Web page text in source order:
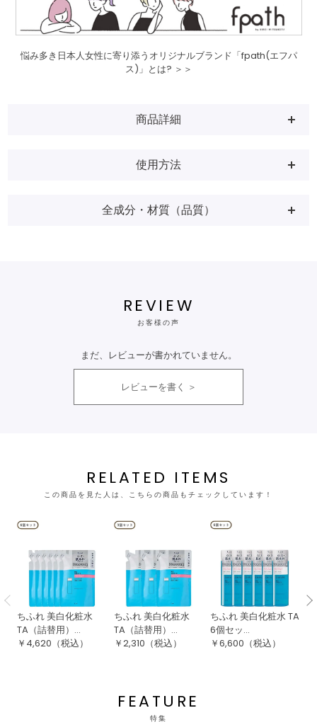
悩み多き日本人女性に寄り添うオリジナルブランド「fpath(エフパ
ス)」とは? ＞＞
商品詳細
使用方法
全成分・材質（品質）
REVIEW
お客様の声
まだ、レビューが書かれていません。
レビューを書く
RELATED ITEMS
この商品を見た人は、こちらの商品もチェックしています！
ちふれ 美白化粧水
TA（詰替用）...
￥ 4,620 （税込）
ちふれ 美白化粧水
TA（詰替用）...
￥2,310 （税込）
ちふれ 美白化粧水 TA
6個セッ...
￥6,600 （税込）
FEATURE
特集